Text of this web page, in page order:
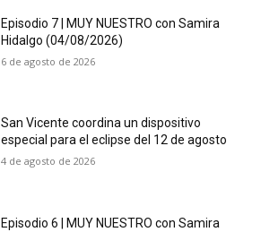
Episodio 7 | MUY NUESTRO con Samira
Hidalgo (04/08/2026)
6 de agosto de 2026
San Vicente coordina un dispositivo
especial para el eclipse del 12 de agosto
4 de agosto de 2026
Episodio 6 | MUY NUESTRO con Samira